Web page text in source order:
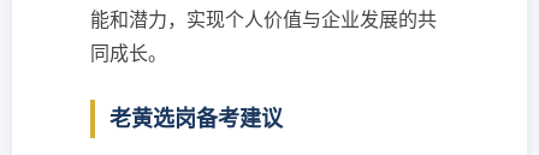
能和潜力，实现个人价值与企业发展的共
同成长。
老黄选岗备考建议